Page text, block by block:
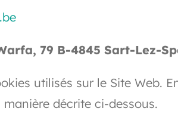
79 B-4845 Sart-Lez-
utilisés sur le Site Web.
décrite ci-dessous.